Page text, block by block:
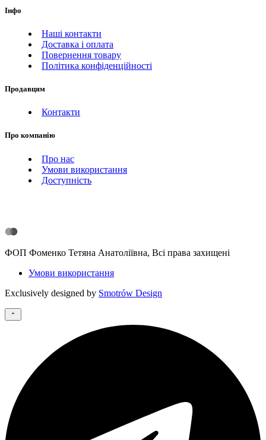
Інфо
Наші контакти
Доставка і оплата
Повернення товару
Політика конфіденційності
Продавцям
Контакти
Про компанію
Про нас
Умови використання
Доступність
ФОП Фоменко Тетяна Анатоліївна, Всі права захищені
Умови використання
Exclusively designed by Smotrów Design